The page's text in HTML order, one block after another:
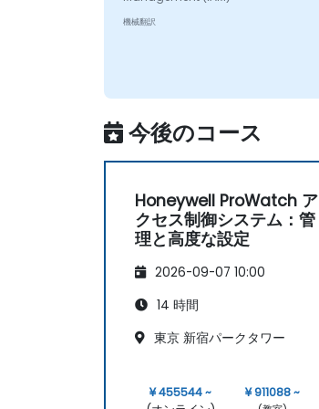
機械翻訳
今後のコース
Honeywell ProWatch ア
クセス制御システム：管
理と高度な設定
2026-09-07 10:00
14 時間
東京 新宿パークタワー
¥ 455544 ~
¥ 911088 ~